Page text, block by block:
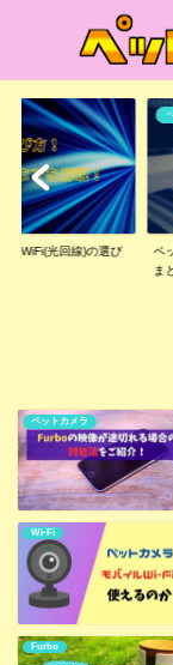
なWiFi(光回線)の選び
ペ
ま
ペットカメラ
Wi-Fi
Furbo